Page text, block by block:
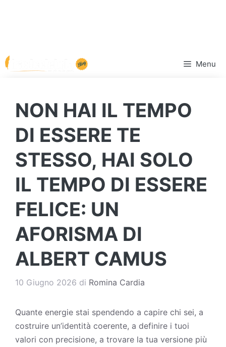
Vai
al
Menu
NON HAI IL TEMPO
DI ESSERE TE
STESSO, HAI SOLO
IL TEMPO DI ESSERE
FELICE: UN
AFORISMA DI
ALBERT CAMUS
10 Giugno 2026 di Romina Cardia
Quante energie stai spendendo a capire chi sei, a
costruire un’identità coerente, a definire i tuoi
valori con precisione, a trovare la tua versione più